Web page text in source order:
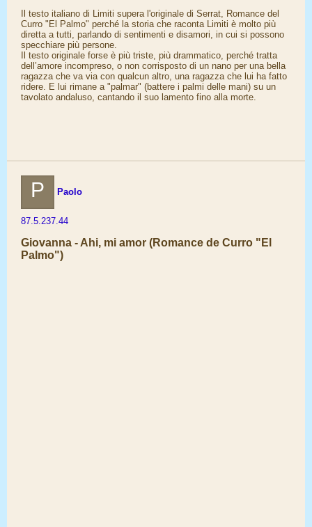
Il testo italiano di Limiti supera l'originale di Serrat, Romance del
Curro "El Palmo" perché la storia che raconta Limiti è molto più
diretta a tutti, parlando di sentimenti e disamori, in cui si possono
specchiare più persone.
Il testo originale forse è più triste, più drammatico, perché tratta
dell’amore incompreso, o non corrisposto di un nano per una bella
ragazza che va via con qualcun altro, una ragazza che lui ha fatto
ridere. E lui rimane a "palmar" (battere i palmi delle mani) su un
tavolato andaluso, cantando il suo lamento fino alla morte.
P Paolo
87.5.237.44
Giovanna - Ahi, mi amor (Romance de Curro "El
Palmo")